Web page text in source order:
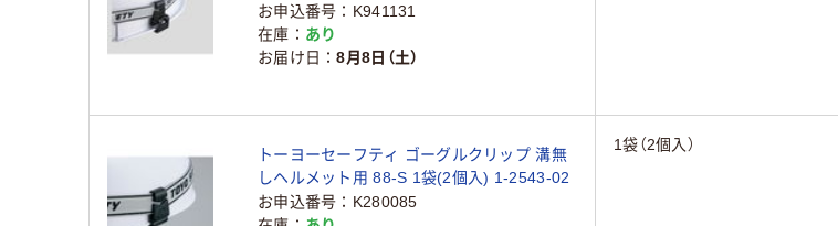
2543-03
お申込番号
K941131
在庫
あり
お届け日
8月8日（土）
トーヨーセーフティ ゴーグルクリップ 溝無
しヘルメット用 88-S 1袋(2個入) 1-2543-02
お申込番号
K280085
1袋（2個入）